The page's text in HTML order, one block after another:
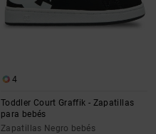
4
Toddler Court Graffik - Zapatillas
para bebés
Zapatillas Negro bebés